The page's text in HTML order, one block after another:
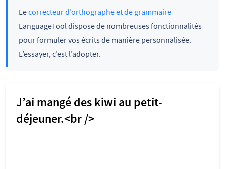
Lecorrecteur d’orthographe et de grammaire
LanguageTool dispose de nombreuses fonctionnalités
pour formuler vos écrits de manière personnalisée.
L’essayer, c’est l’adopter.